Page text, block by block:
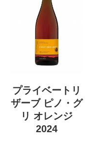
プライベートリ
ザーブ ピノ・グ
リ オレンジ
2024